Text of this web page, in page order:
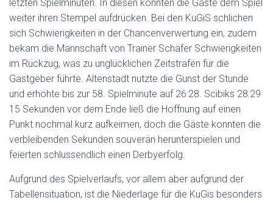
letzten Spielminuten. In diesen konnten die Gäste dem Spiel
weiter ihren Stempel aufdrücken. Bei den KuGiS schlichen
sich Schwierigkeiten in der Chancenverwertung ein, zudem
bekam die Mannschaft von Trainer Schäfer Schwierigkeiten
im Rückzug, was zu unglücklichen Zeitstrafen für die
Gastgeber führte. Altenstadt nutzte die Gunst der Stunde
und erhöhte bis zur 58. Spielminute auf 26:28. Scibiks 28:29
15 Sekunden vor dem Ende ließ die Hoffnung auf einen
Punkt nochmal kurz aufkeimen, doch die Gäste konnten die
verbleibenden Sekunden souverän herunterspielen und
feierten schlussendlich einen Derbyerfolg.
Aufgrund des Spielverlaufs, vor allem aber aufgrund der
Tabellensituation, ist die Niederlage für die KuGis besonders